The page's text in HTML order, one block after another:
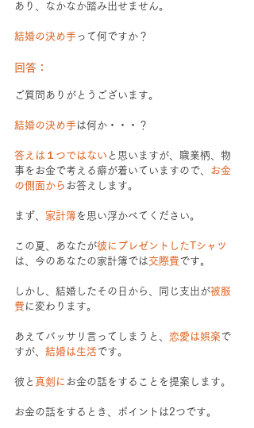
あり、なかなか踏み出せません。
結婚の決め手って何ですか？
回答：
ご質問ありがとうございます。
結婚の決め手は何か・・・？
答えは１つではない と思いますが、職業柄、物
事をお金で考える癖が着いていますので、 お金
の側面から お答えします。
まず、 家計簿 を思い浮かべてください。
この夏、あなたが彼にプレゼントしたTシャツ
は、今のあなたの家計簿では交際費です。
しかし、結婚したその日から、同じ支出が被服
費 に変わります。
あえてバッサリ言ってしまうと、 恋愛は娯楽で
すが、 結婚は生活です。
彼と 真剣に お金の話をすることを提案します。
お金の話をするとき、ポイントは2つです。